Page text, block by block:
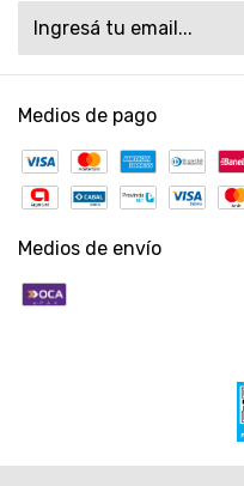
Medios de pago
Medios de envío